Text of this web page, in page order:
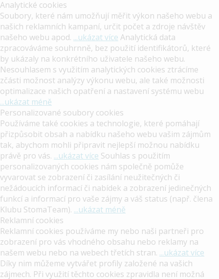
Analytické cookies
Soubory, které nám umožňují měřit výkon našeho webu a
našich reklamních kampaní, určit počet a zdroje návštěv
našeho webu apod. ...ukázat více Analytická data
zpracováváme souhrnně, bez použití identifikátorů, které
by ukázaly na konkrétního uživatele našeho webu.
Nesouhlasem s využitím analytických cookies ztrácíme
zčásti možnost analýzy výkonu webu, ale také možnosti
optimalizace našich opatření a nastavení systému webu
...ukázat méně
Personalizované soubory cookies
Používáme také cookies a technologie, které pomáhají
přizpůsobit obsah a nabídku našeho webu vašim zájmům
tak, abychom mohli připravit nejlepší možnou nabídku
právě pro vás. ...ukázat více Souhlas s použitím
personalizovaných cookies nám společně pomůže
vyvarovat se zobrazení či zasílání neužitečných či
nežádoucích informací či nabídek a zobrazení jedinečných
funkcí a informací pro vaše zájmy a váš status (např. člena
Klubu StomaTeam). ...ukázat méně
Reklamní cookies
Reklamní cookies používáme my nebo naši partneři pro
zobrazení pro vás vhodného obsahu nebo reklamy na
našem webu nebo na webech třetích stran. ...ukázat více
Díky nim můžeme vytvářet profily založené na vašich
zájmech. Při využití těchto cookies zpravidla není možná